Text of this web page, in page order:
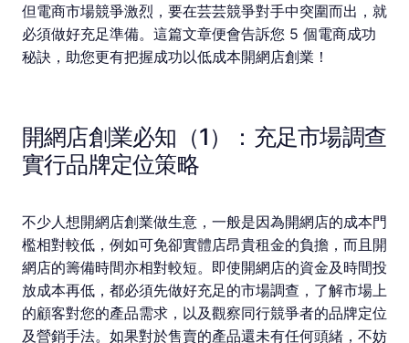
但電商市場競爭激烈，要在芸芸競爭對手中突圍而出，就
必須做好充足準備。這篇文章便會告訴您 5 個電商成功
秘訣，助您更有把握成功以低成本開網店創業！
開網店創業必知（1）：充足市場調查
實行品牌定位策略
不少人想開網店創業做生意，一般是因為開網店的成本門
檻相對較低，例如可免卻實體店昂貴租金的負擔，而且開
網店的籌備時間亦相對較短。即使開網店的資金及時間投
放成本再低，都必須先做好充足的市場調查，了解市場上
的顧客對您的產品需求，以及觀察同行競爭者的品牌定位
及營銷手法。如果對於售賣的產品還未有任何頭緒，不妨